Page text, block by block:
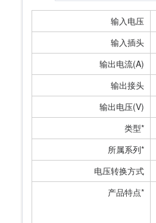
输入电压
输入插头
输出电流(A)
输出接头
输出电压(V)
类型*
所属系列*
电压转换方式
产品特点*